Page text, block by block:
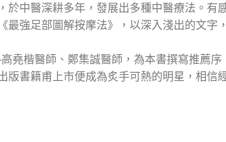
於中醫深耕多年，發展出多種中醫療法。有
最強足部圖解按摩法》，以深入淺出的文字
堯楷醫師、鄭集誠醫師，為本書撰寫推薦
版書籍甫上市便成為炙手可熱的明星，相信